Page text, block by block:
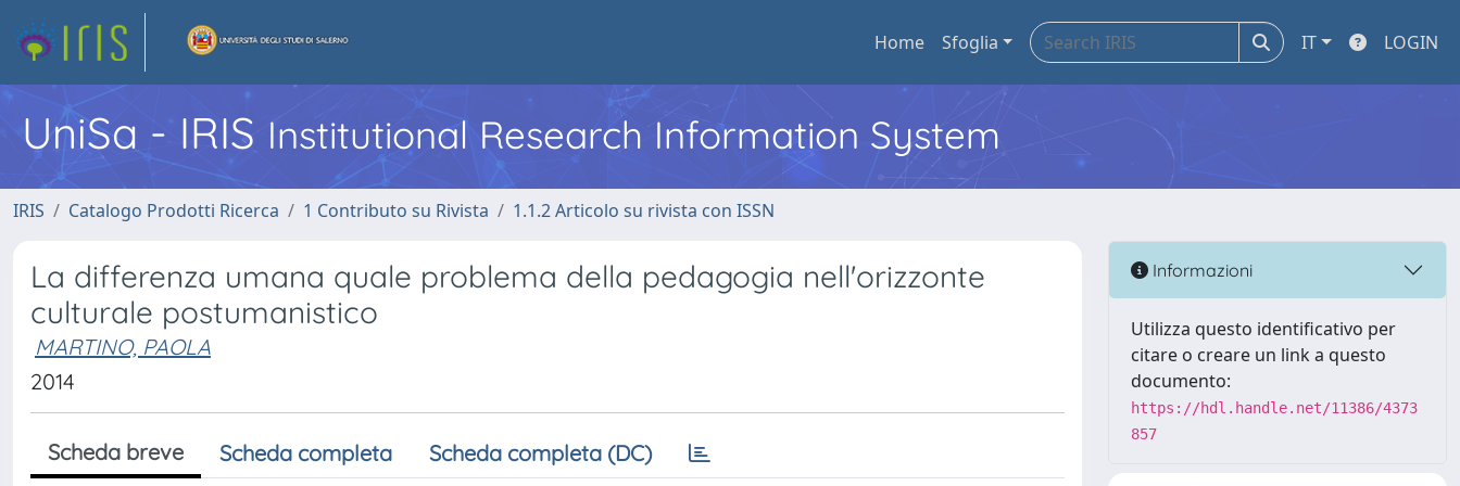
Home Sfoglia IT LOGIN
UniSa - IRIS Institutional Research Information System
IRIS Catalogo Prodotti Ricerca 1 Contributo su Rivista 1.1.2 Articolo su rivista con ISSN
La differenza umana quale problema della pedagogia nell'orizzonte
culturale postumanistico
MARTINO, PAOLA
2014
Scheda breve Scheda completa Scheda completa (DC)
Informazioni
Utilizza questo identificativo per
citare o creare un link a questo
documento:
https://hdl.handle.net/11386/4373
857